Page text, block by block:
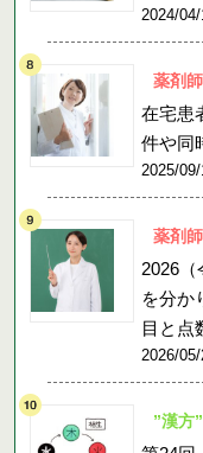
2024/
薬剤
在宅患
件や同
2025/09/
薬剤
2026
を分か
目と点
2026/
”漢方